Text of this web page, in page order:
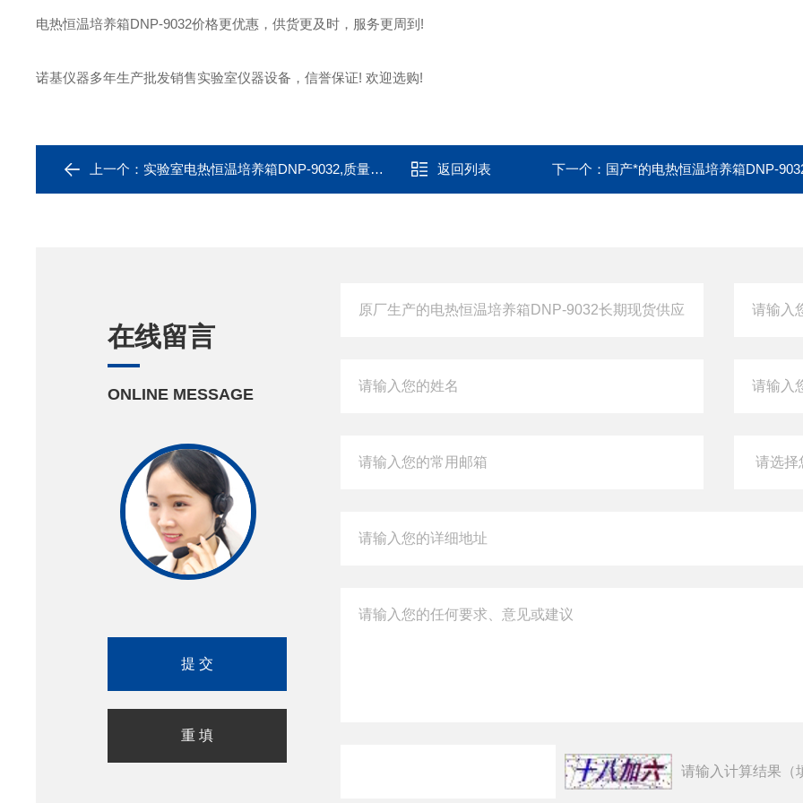
电热恒温培养箱DNP-9032价格更优惠，供货更及时，服务更周到!
诺基仪器多年生产批发销售实验室仪器设备，信誉保证! 欢迎选购!
上一个： 实验室电热恒温培养箱DNP-9032,质量可靠 返回列表 下一个： 国产*的电热恒温培养箱DNP-
在线留言
ONLINE MESSAGE
请输入计算结果（